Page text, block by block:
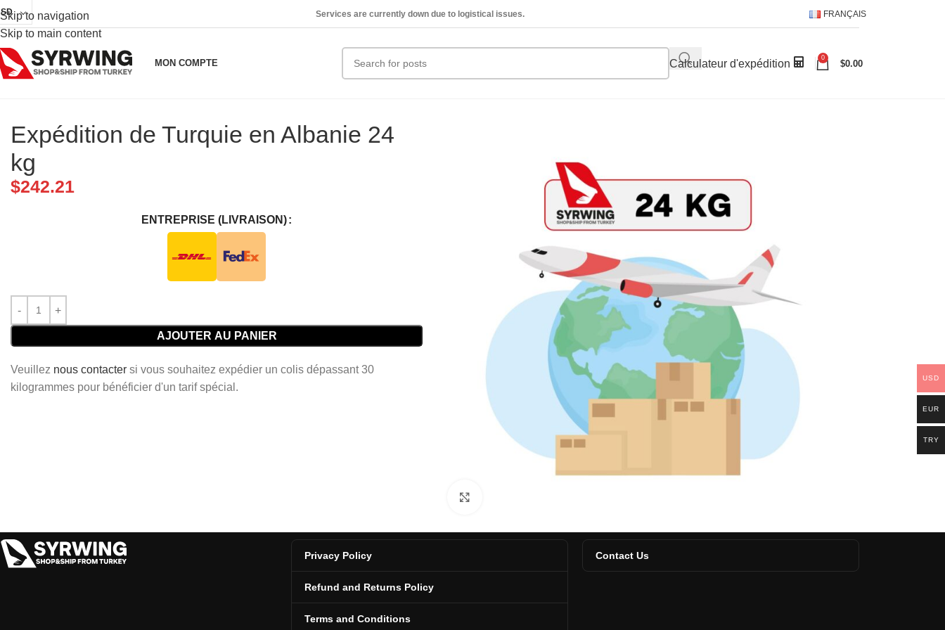
Skip to navigation
Skip to main content
Services are currently down due to logistical issues. FRANÇAIS
MON COMPTE Calculateur d'expédition 0
$0.00
Expédition de Turquie en Albanie 24
kg
$242.21
ENTREPRISE (LIVRAISON)
AJOUTER AU PANIER
Veuillez nous contacter si vous souhaitez expédier un colis dépassant 30
kilogrammes pour bénéficier d'un tarif spécial.
Privacy Policy
Refund and Returns Policy
Terms and Conditions
Contact Us
USD
EUR
TRY